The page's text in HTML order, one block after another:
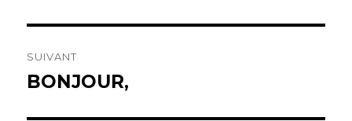
SUIVANT
Article
BONJOUR,